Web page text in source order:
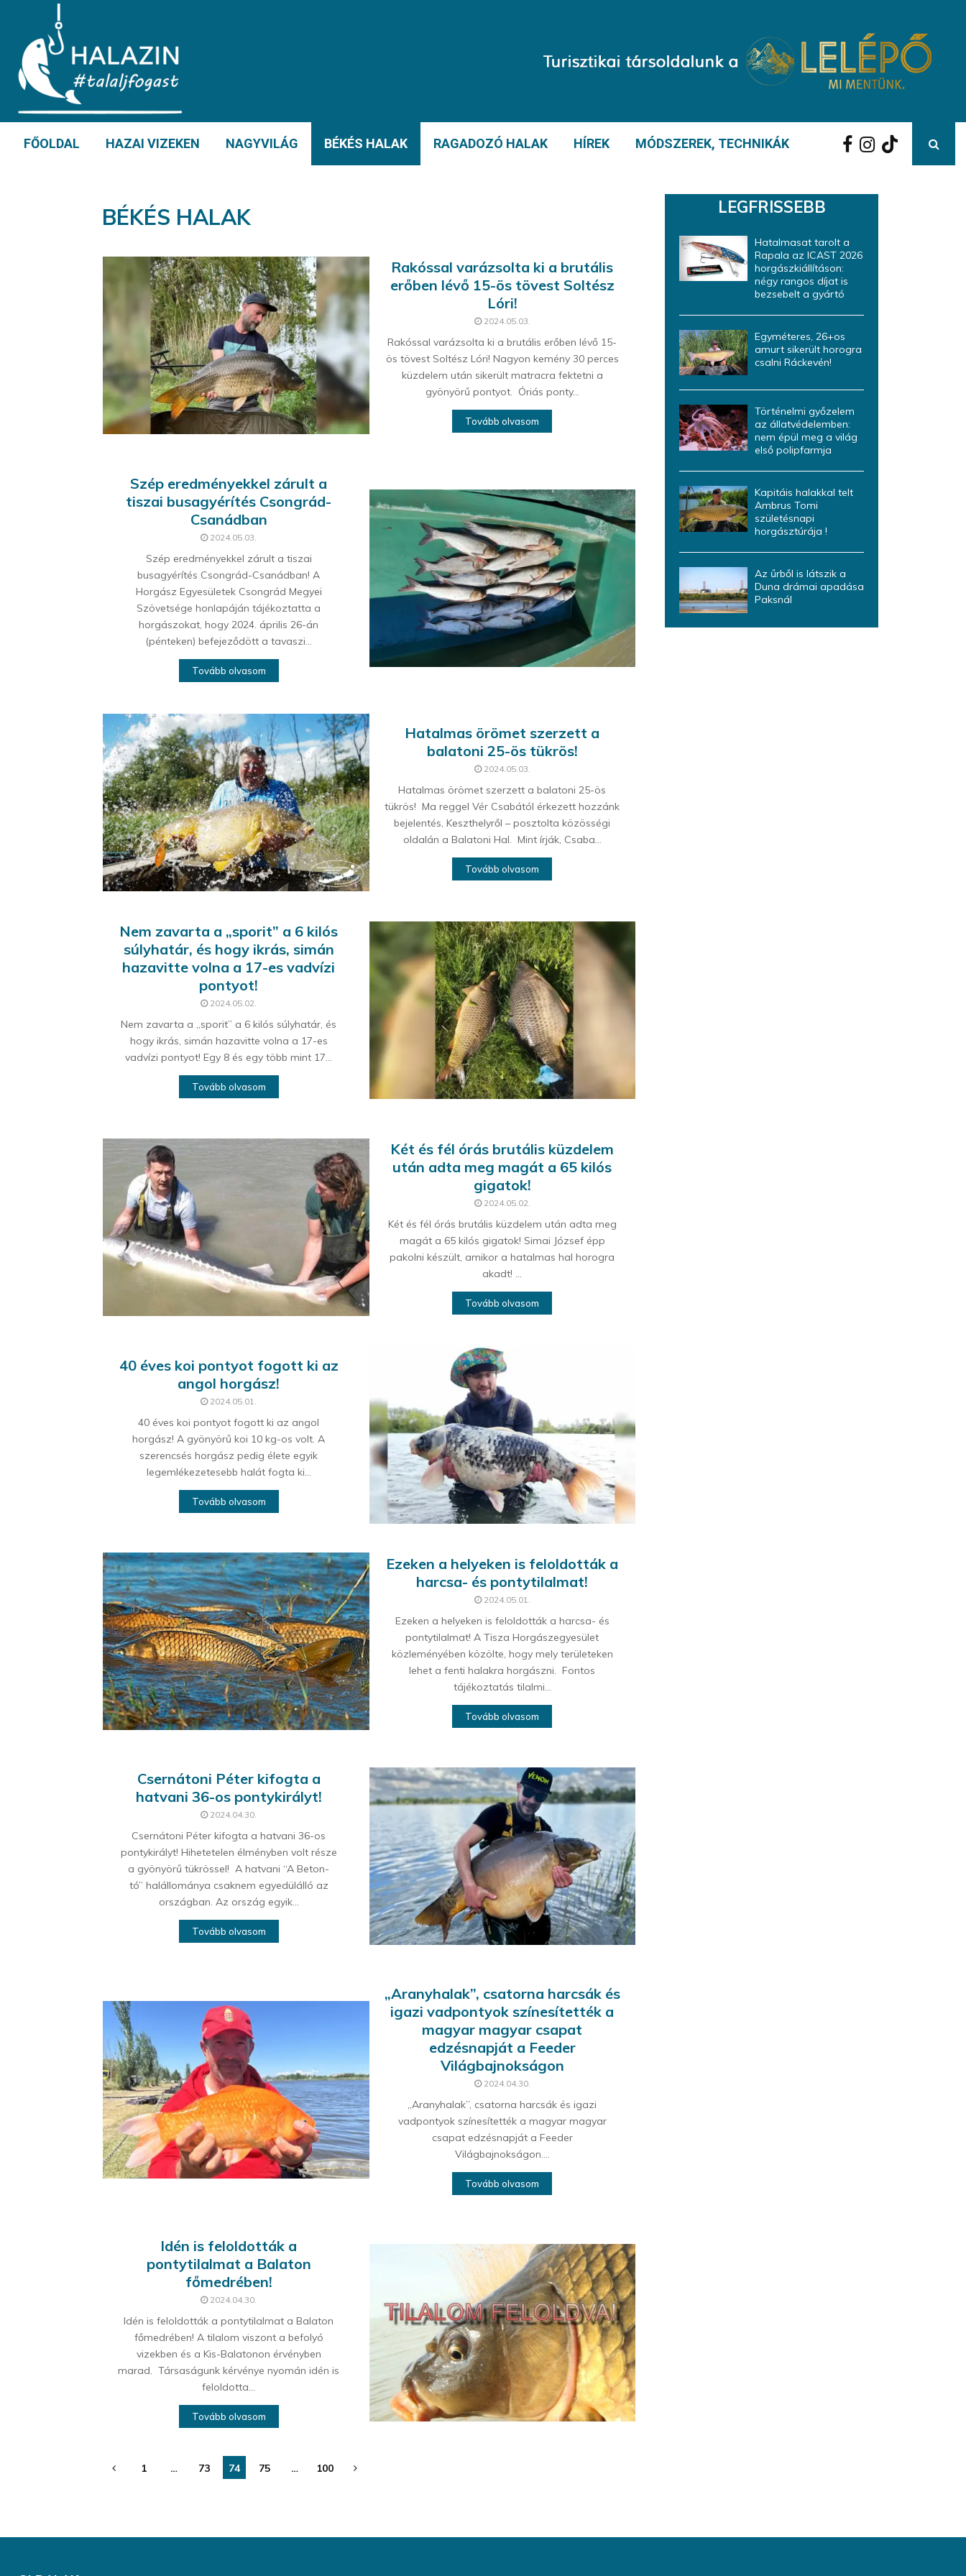
FŐOLDAL HAZAI VIZEKEN NAGYVILÁG BÉKÉS HALAK RAGADOZÓ HALAK HÍREK MÓDSZEREK, TECHNIKÁK
BÉKÉS HALAK
Rakóssal varázsolta ki a brutális
erőben lévő 15-ös tövest Soltész
Lóri!
2024.05.03.
Rakóssal varázsolta ki a brutális erőben lévő 15-
ös tövest Soltész Lóri! Nagyon kemény 30 perces
küzdelem után sikerült matracra fektetni a
gyönyörű pontyot. Óriás ponty...
Tovább olvasom
Szép eredményekkel zárult a
tiszai busagyérítés Csongrád-
Csanádban
2024.05.03.
Szép eredményekkel zárult a tiszai
busagyérítés Csongrád-Csanádban! A
Horgász Egyesületek Csongrád Megyei
Szövetsége honlapáján tájékoztatta a
horgászokat, hogy 2024. április 26-án
(pénteken) befejeződött a tavaszi...
Tovább olvasom
Hatalmas örömet szerzett a
balatoni 25-ös tükrös!
2024.05.03.
Hatalmas örömet szerzett a balatoni 25-ös
tükrös! Ma reggel Vér Csabától érkezett hozzánk
bejelentés, Keszthelyről – posztolta közösségi
oldalán a Balatoni Hal. Mint írják, Csaba...
Tovább olvasom
Nem zavarta a „sporit” a 6 kilós
súlyhatár, és hogy ikrás, simán
hazavitte volna a 17-es vadvízi
pontyot!
2024.05.02.
Nem zavarta a „sporit” a 6 kilós súlyhatár, és
hogy ikrás, simán hazavitte volna a 17-es
vadvízi pontyot! Egy 8 és egy több mint 17...
Tovább olvasom
Két és fél órás brutális küzdelem
után adta meg magát a 65 kilós
gigatok!
2024.05.02.
Két és fél órás brutális küzdelem után adta meg
magát a 65 kilós gigatok! Simai József épp
pakolni készült, amikor a hatalmas hal horogra
akadt! ...
Tovább olvasom
40 éves koi pontyot fogott ki az
angol horgász!
2024.05.01.
40 éves koi pontyot fogott ki az angol
horgász! A gyönyörű koi 10 kg-os volt. A
szerencsés horgász pedig élete egyik
legemlékezetesebb halát fogta ki...
Tovább olvasom
Ezeken a helyeken is feloldották a
harcsa- és pontytilalmat!
2024.05.01.
Ezeken a helyeken is feloldották a harcsa- és
pontytilalmat! A Tisza Horgászegyesület
közleményében közölte, hogy mely területeken
lehet a fenti halakra horgászni. Fontos
tájékoztatás tilalmi...
Tovább olvasom
Csernátoni Péter kifogta a
hatvani 36-os pontykirályt!
2024.04.30.
Csernátoni Péter kifogta a hatvani 36-os
pontykirályt! Hihetetelen élményben volt része
a gyönyörű tükrössel! A hatvani “A Beton-
tó” halállománya csaknem egyedülálló az
országban. Az ország egyik...
Tovább olvasom
„Aranyhalak”, csatorna harcsák és
igazi vadpontyok színesítették a
magyar magyar csapat
edzésnapját a Feeder
Világbajnokságon
2024.04.30.
„Aranyhalak”, csatorna harcsák és igazi
vadpontyok színesítették a magyar magyar
csapat edzésnapját a Feeder
Világbajnokságon....
Tovább olvasom
Idén is feloldották a
pontytilalmat a Balaton
főmedrében!
2024.04.30.
Idén is feloldották a pontytilalmat a Balaton
főmedrében! A tilalom viszont a befolyó
vizekben és a Kis-Balatonon érvényben
marad. Társaságunk kérvénye nyomán idén is
feloldotta...
Tovább olvasom
Bejegyzések
1 … 73 74 75 … 100
LEGFRISSEBB
Hatalmasat tarolt a
Rapala az ICAST 2026
horgászkiállításon:
négy rangos díjat is
bezsebelt a gyártó
Egyméteres, 26+os
amurt sikerült horogra
csalni Ráckevén!
Történelmi győzelem
az állatvédelemben:
nem épül meg a világ
első polipfarmja
Kapitáis halakkal telt
Ambrus Tomi
születésnapi
horgásztúrája !
Az űrből is látszik a
Duna drámai apadása
Paksnál